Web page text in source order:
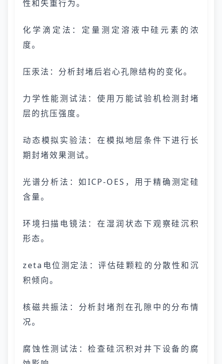
性和失重行为。
化学滴定法：定量测定溶液中硅元素的浓
度。
压汞法：分析封堵后岩心孔隙结构的变化。
力学性能测试法：使用万能试验机检测封堵
层的抗压强度。
动态模拟实验法：在模拟地层条件下进行长
期封堵效果测试。
光谱分析法：如ICP-OES，用于精确测定硅
含量。
环境扫描电镜法：在湿润状态下观察硅沉积
形态。
zeta电位测定法：评估硅颗粒的分散性和沉
积倾向。
核磁共振法：分析封堵剂在孔隙中的分布情
况。
腐蚀性测试法：检查硅沉积对井下设备的腐